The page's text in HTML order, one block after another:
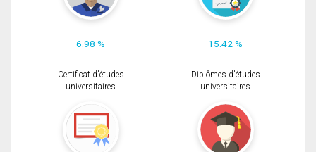
6.98 % 15.42 %
Certificat d'études
universitaires
Diplômes d'études
universitaires